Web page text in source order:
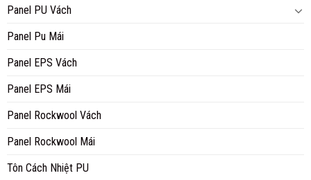
Panel PU Vách
Panel Pu Mái
Panel EPS Vách
Panel EPS Mái
Panel Rockwool Vách
Panel Rockwool Mái
Tôn Cách Nhiệt PU